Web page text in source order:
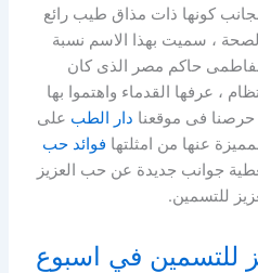
كونها ذات مذاق طيب رائع
، سميت بهذا الاسم نسبة
الفاطمى حاكم مصر الذى كان
، عرفها القدماء واهتموا بها
حرصنا فى موقعنا دار الطب على
عنها من امثلتها فوائد حب
جوانب جديدة عن حب العزيز
للتسمين.
للتسمين في اسبوع